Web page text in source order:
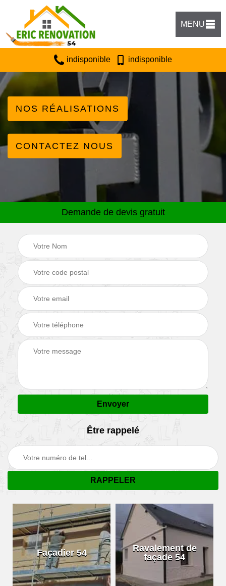
MENU
indisponible indisponible
NOS RÉALISATIONS
CONTACTEZ NOUS
Demande de devis gratuit
Être rappelé
Façadier 54
Ravalement de
façade 54